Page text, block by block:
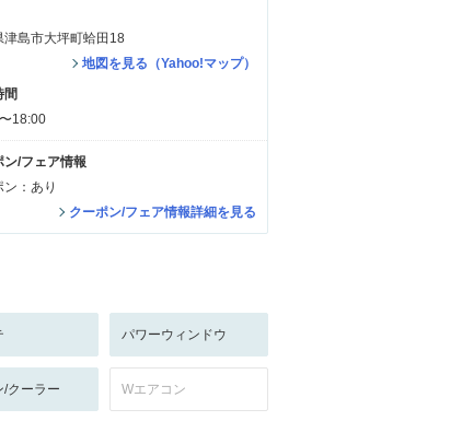
津島市大坪町蛤田18
地図を見る（Yahoo!マップ）
間
18:00
ン/フェア情報
ン：あり
クーポン/フェア情報詳細を見る
パワーウィンドウ
/クーラー Wエアコン